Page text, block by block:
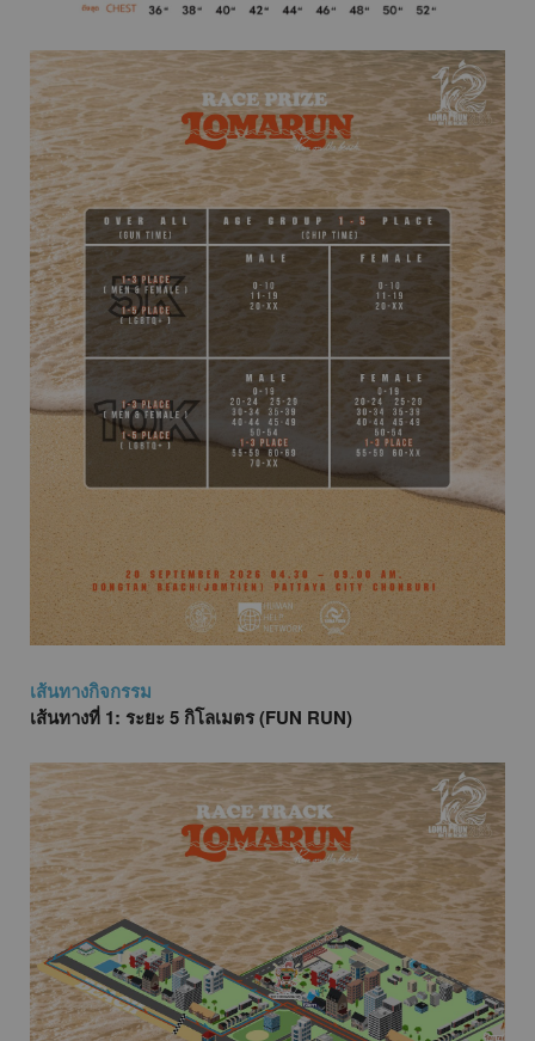
เส้นทางกิจกรรม
เส้นทางที่ 1: ระยะ 5 กิโลเมตร (FUN RUN)